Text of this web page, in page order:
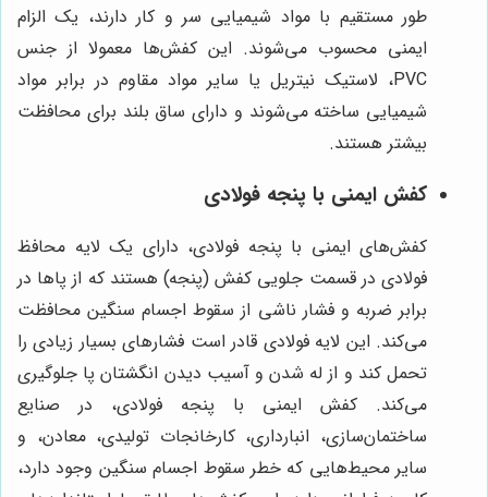
طور مستقیم با مواد شیمیایی سر و کار دارند، یک الزام
ایمنی محسوب می‌شوند. این کفش‌ها معمولا از جنس
PVC، لاستیک نیتریل یا سایر مواد مقاوم در برابر مواد
شیمیایی ساخته می‌شوند و دارای ساق بلند برای محافظت
بیشتر هستند.
کفش ایمنی با پنجه فولادی
کفش‌های ایمنی با پنجه فولادی، دارای یک لایه محافظ
فولادی در قسمت جلویی کفش (پنجه) هستند که از پاها در
برابر ضربه و فشار ناشی از سقوط اجسام سنگین محافظت
می‌کند. این لایه فولادی قادر است فشارهای بسیار زیادی را
تحمل کند و از له شدن و آسیب دیدن انگشتان پا جلوگیری
می‌کند. کفش ایمنی با پنجه فولادی، در صنایع
ساختمان‌سازی، انبارداری، کارخانجات تولیدی، معادن، و
سایر محیط‌هایی که خطر سقوط اجسام سنگین وجود دارد،